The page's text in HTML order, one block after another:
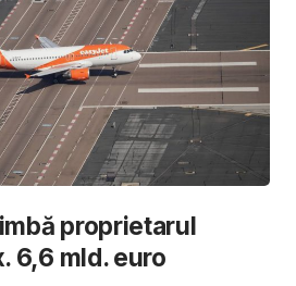
proprietarul
6,6 mld. euro